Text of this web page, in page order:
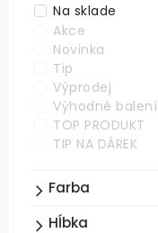
Na sklade
Akce
Novinka
Tip
Výprodej
Výhodné balení
TOP PRODUKT
TIP NA DÁREK
Farba
Hĺbka